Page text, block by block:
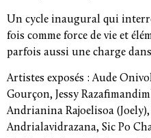
Un cycle inaugural qui
fois comme force de vie et
parfois aussi une charge dans
Artistes exposés : Aude
Gourçon, Jessy
Andrianina Rajoelisoa
Andrialavidrazana, Sic Po